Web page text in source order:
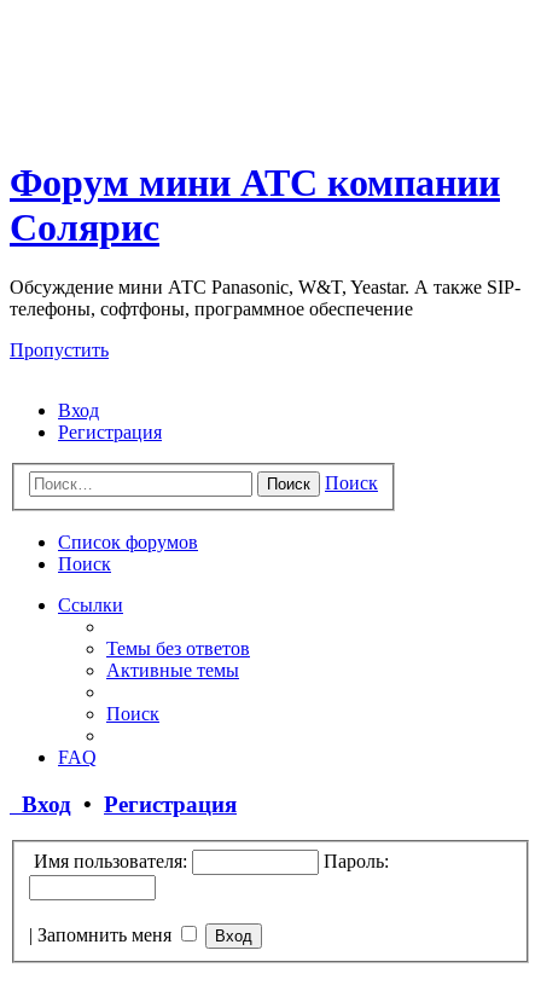
Форум мини АТС компании
Солярис
Обсуждение мини АТС Panasonic, W&T, Yeastar. А также SIP-
телефоны, софтфоны, программное обеспечение
Пропустить
Вход
Регистрация
Поиск Поиск
Список форумов
Поиск
Ссылки
Темы без ответов
Активные темы
Поиск
FAQ
Вход • Регистрация
Имя пользователя: Пароль:
| Запомнить меня